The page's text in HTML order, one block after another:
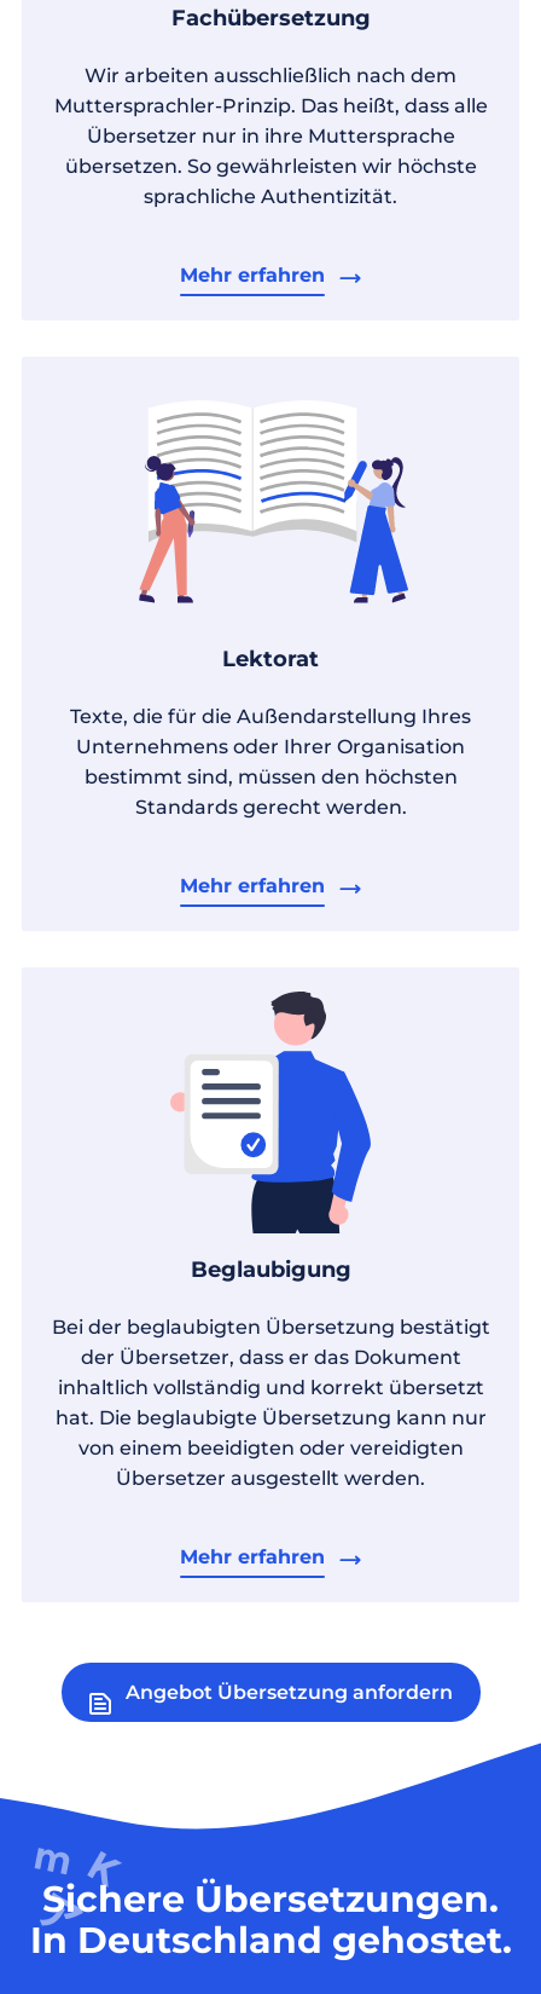
Fachübersetzung
Wir arbeiten ausschließlich nach dem
Muttersprachler-Prinzip. Das heißt, dass alle
Übersetzer nur in ihre Muttersprache
übersetzen. So gewährleisten wir höchste
sprachliche Authentizität.
Mehr erfahren
Lektorat
Texte, die für die Außendarstellung Ihres
Unternehmens oder Ihrer Organisation
bestimmt sind, müssen den höchsten
Standards gerecht werden.
Mehr erfahren
Beglaubigung
Bei der beglaubigten Übersetzung bestätigt
der Übersetzer, dass er das Dokument
inhaltlich vollständig und korrekt übersetzt
hat. Die beglaubigte Übersetzung kann nur
von einem beeidigten oder vereidigten
Übersetzer ausgestellt werden.
Mehr erfahren
Angebot Übersetzung anfordern
Sichere Übersetzungen.
In Deutschland gehostet.